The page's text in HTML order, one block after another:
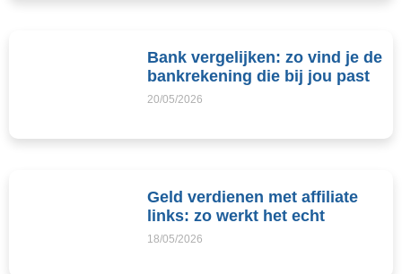
Bank vergelijken: zo vind je de
bankrekening die bij jou past
20/05/2026
Geld verdienen met affiliate
links: zo werkt het echt
18/05/2026